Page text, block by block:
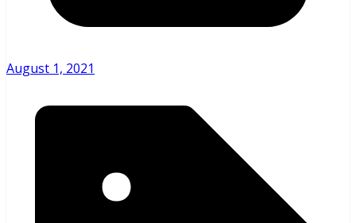
August 1, 2021